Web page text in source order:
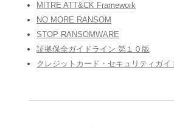
MITRE ATT&CK Framework
NO MORE RANSOM
STOP RANSOMWARE
証拠保全ガイドライン 第１０版
クレジットカード・セキュリティガイ